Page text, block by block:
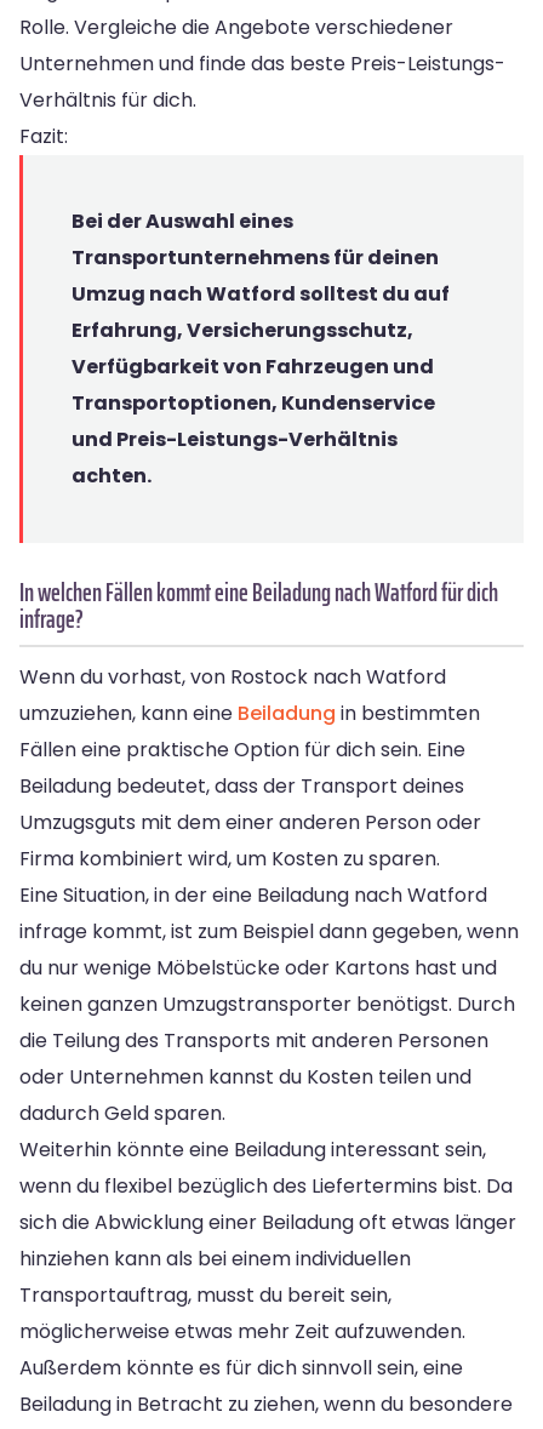
Rolle. Vergleiche die Angebote verschiedener
Unternehmen und finde das beste Preis-Leistungs-
Verhältnis für dich.
Fazit:
Bei der Auswahl eines
Transportunternehmens für deinen
Umzug nach Watford solltest du auf
Erfahrung, Versicherungsschutz,
Verfügbarkeit von Fahrzeugen und
Transportoptionen, Kundenservice
und Preis-Leistungs-Verhältnis
achten.
In welchen Fällen kommt eine Beiladung nach Watford für dich
infrage?
Wenn du vorhast, von Rostock nach Watford
umzuziehen, kann eine Beiladung in bestimmten
Fällen eine praktische Option für dich sein. Eine
Beiladung bedeutet, dass der Transport deines
Umzugsguts mit dem einer anderen Person oder
Firma kombiniert wird, um Kosten zu sparen.
Eine Situation, in der eine Beiladung nach Watford
infrage kommt, ist zum Beispiel dann gegeben, wenn
du nur wenige Möbelstücke oder Kartons hast und
keinen ganzen Umzugstransporter benötigst. Durch
die Teilung des Transports mit anderen Personen
oder Unternehmen kannst du Kosten teilen und
dadurch Geld sparen.
Weiterhin könnte eine Beiladung interessant sein,
wenn du flexibel bezüglich des Liefertermins bist. Da
sich die Abwicklung einer Beiladung oft etwas länger
hinziehen kann als bei einem individuellen
Transportauftrag, musst du bereit sein,
möglicherweise etwas mehr Zeit aufzuwenden.
Außerdem könnte es für dich sinnvoll sein, eine
Beiladung in Betracht zu ziehen, wenn du besondere